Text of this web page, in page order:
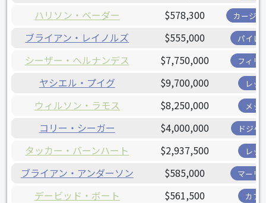
ハリソン・ベーダー $578,300 カージ
ブライアン・レイノルズ $555,000 パイレ
シーザー・ヘルナンデス $7,750,000 フィリ
ヤシエル・プイグ $9,700,000 レッ
ウィルソン・ラモス $8,250,000 メッ
コリー・シーガー $4,000,000 ドジャ
タッカー・バーンハート $2,937,500 レッ
ブライアン・アンダーソン $585,000 マーリ
デービッド・ボート $561,500 カブ